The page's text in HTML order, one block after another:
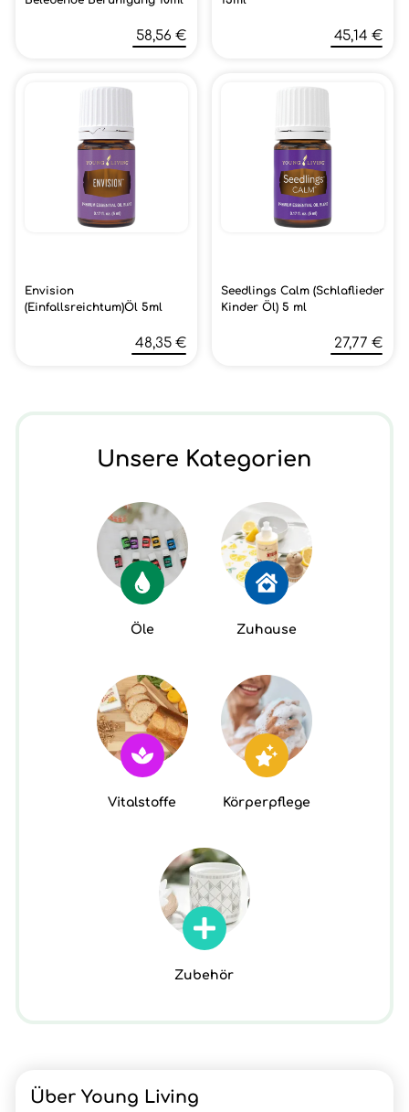
58,56 € 45,14 €
Envision
(Einfallsreichtum)Öl 5ml
48,35 €
Seedlings Calm (Schlaflieder
Kinder Öl) 5 ml
27,77 €
Unsere Kategorien
Öle Zuhause
Vitalstoffe Körperpflege
Zubehör
Über Young Living